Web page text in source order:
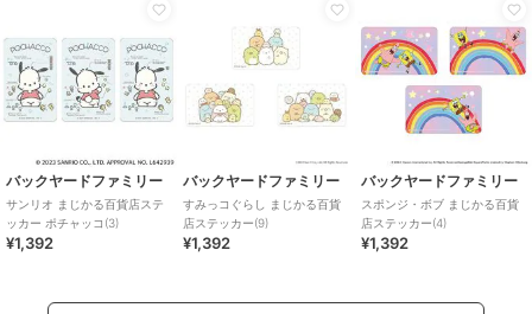
バックヤードファミリー
サンリオ まじかる百貨店ステ
ッカー ポチャッコ(3)
¥1,392
バックヤードファミリー
すみっコぐらし まじかる百貨
店ステッカー(9)
¥1,392
バックヤードファミリー
スポンジ・ボブ まじかる百貨
店ステッカー(4)
¥1,392